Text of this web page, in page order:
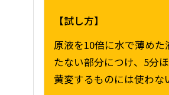
試し方
原液を10倍に水で薄めた
たない部分につけ、5分
黄変するものには使わな